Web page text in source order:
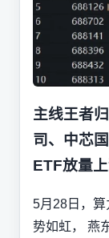
主线王者
司、中芯
ETF放量
5月28日，
势如虹， 燕